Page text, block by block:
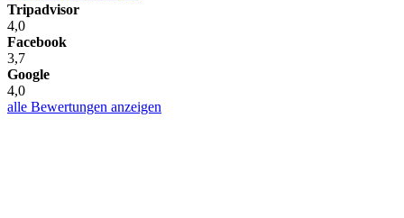
Tripadvisor
4,0
Facebook
3,7
Google
4,0
alle Bewertungen anzeigen